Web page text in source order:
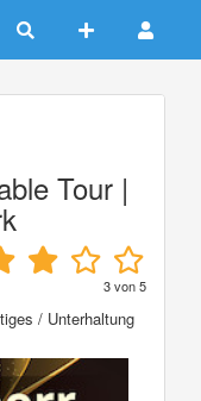
Tour |
3von5
/ Unterhaltung